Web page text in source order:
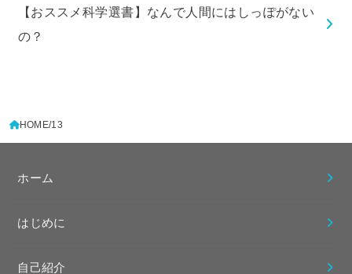
【おススメ科学選書】なんで人間にはしっぽがない
の？
HOME 13
ホーム
はじめに
自己紹介